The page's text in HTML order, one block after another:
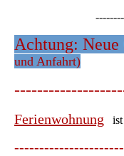
Achtung:
und Anfahrt)
Ferienwohnung ist